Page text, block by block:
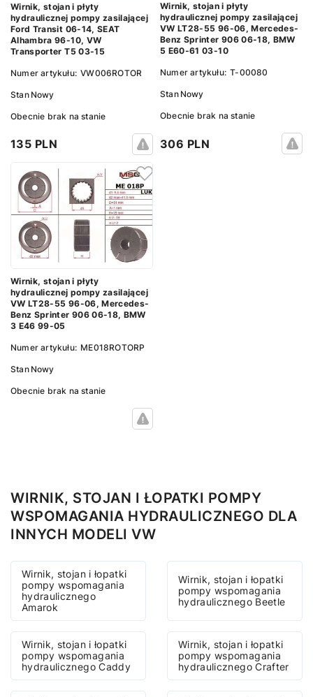
Wirnik, stojan i płyty
hydraulicznej pompy zasilającej
Ford Transit 06-14, SEAT
Alhambra 96-10, VW
Transporter T5 03-15
Numer artykułu: VW006ROTOR
Stan Nowy
Obecnie brak na stanie
135 PLN
Wirnik, stojan i płyty
hydraulicznej pompy zasilającej
VW LT28-55 96-06, Mercedes-
Benz Sprinter 906 06-18, BMW
5 E60-61 03-10
Numer artykułu: T-00080
Stan Nowy
Obecnie brak na stanie
306 PLN
Wirnik, stojan i płyty
hydraulicznej pompy zasilającej
VW LT28-55 96-06, Mercedes-
Benz Sprinter 906 06-18, BMW
3 E46 99-05
Numer artykułu: ME018ROTORP
Stan Nowy
Obecnie brak na stanie
WIRNIK, STOJAN I ŁOPATKI POMPY
WSPOMAGANIA HYDRAULICZNEGO DLA
INNYCH MODELI VW
Wirnik, stojan i łopatki
pompy wspomagania
hydraulicznego
Amarok
Wirnik, stojan i łopatki
pompy wspomagania
hydraulicznego Beetle
Wirnik, stojan i łopatki
pompy wspomagania
hydraulicznego Caddy
Wirnik, stojan i łopatki
pompy wspomagania
hydraulicznego Crafter